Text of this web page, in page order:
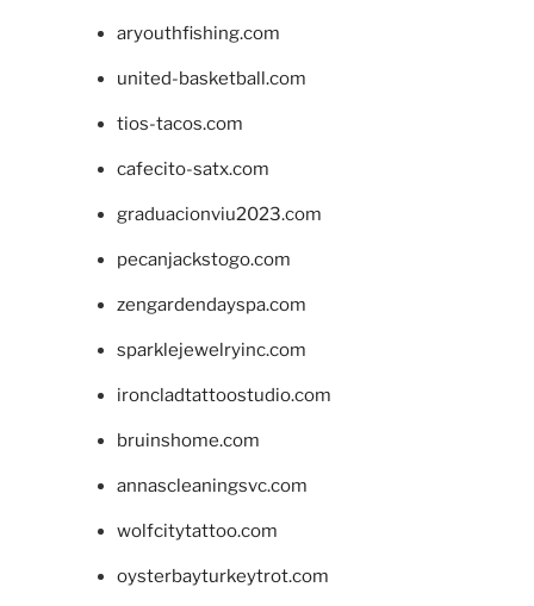
aryouthfishing.com
united-basketball.com
tios-tacos.com
cafecito-satx.com
graduacionviu2023.com
pecanjackstogo.com
zengardendayspa.com
sparklejewelryinc.com
ironcladtattoostudio.com
bruinshome.com
annascleaningsvc.com
wolfcitytattoo.com
oysterbayturkeytrot.com